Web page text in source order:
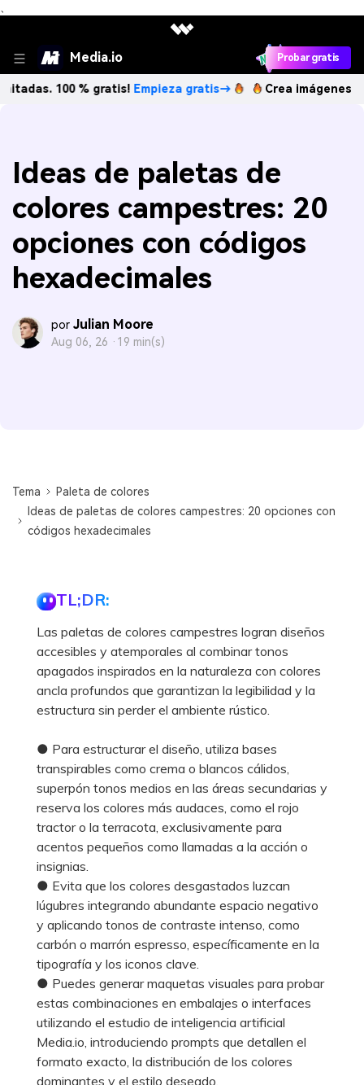
、
Media.io Probar gratis
% gratis! Empieza gratis→ Crea imágenes IA
Ideas de paletas de
colores campestres: 20
opciones con códigos
hexadecimales
por Julian Moore
Aug 06, 26 · 19 min(s)
Tema
Paleta de colores
Ideas de paletas de colores campestres: 20 opciones con
códigos hexadecimales
TL;DR:
Las paletas de colores campestres logran diseños
accesibles y atemporales al combinar tonos
apagados inspirados en la naturaleza con colores
ancla profundos que garantizan la legibilidad y la
estructura sin perder el ambiente rústico.
● Para estructurar el diseño, utiliza bases
transpirables como crema o blancos cálidos,
superpón tonos medios en las áreas secundarias y
reserva los colores más audaces, como el rojo
tractor o la terracota, exclusivamente para
acentos pequeños como llamadas a la acción o
insignias.
● Evita que los colores desgastados luzcan
lúgubres integrando abundante espacio negativo
y aplicando tonos de contraste intenso, como
carbón o marrón espresso, específicamente en la
tipografía y los iconos clave.
● Puedes generar maquetas visuales para probar
estas combinaciones en embalajes o interfaces
utilizando el estudio de inteligencia artificial
Media.io, introduciendo prompts que detallen el
formato exacto, la distribución de los colores
dominantes y el estilo deseado.